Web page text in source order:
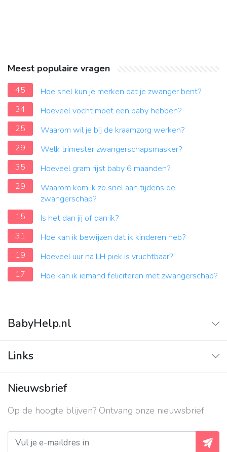
Meest populaire vragen
45
Hoe snel kun je merken dat je zwanger bent?
34
Hoeveel vocht moet een baby hebben?
25
Waarom wil je bij de kraamzorg werken?
29
Welk trimester zwangerschapsmasker?
35
Hoeveel gram rijst baby 6 maanden?
29
Waarom kom ik zo snel aan tijdens de
zwangerschap?
15
Is het dan jij of dan ik?
31
Hoe kan ik bewijzen dat ik kinderen heb?
19
Hoeveel uur na LH piek is vruchtbaar?
17
Hoe kan ik iemand feliciteren met zwangerschap?
BabyHelp.nl
Vraag & Antwoord
Links
Contact
Over ons
Privacy beleid
Nieuwsbrief
Op de hoogte blijven? Ontvang onze nieuwsbrief